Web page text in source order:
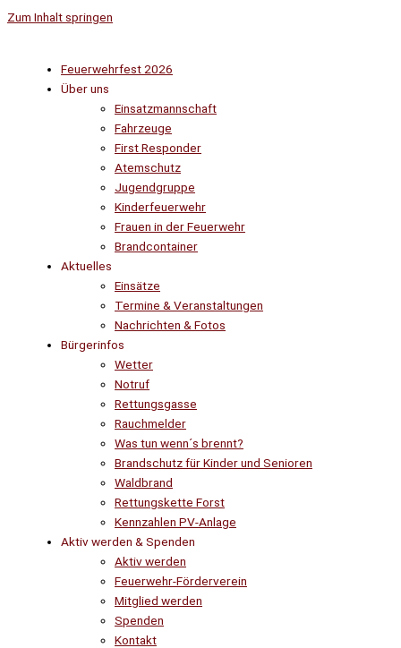
Zum Inhalt springen
Feuerwehrfest 2026
Über uns
Einsatzmannschaft
Fahrzeuge
First Responder
Atemschutz
Jugendgruppe
Kinderfeuerwehr
Frauen in der Feuerwehr
Brandcontainer
Aktuelles
Einsätze
Termine & Veranstaltungen
Nachrichten & Fotos
Bürgerinfos
Wetter
Notruf
Rettungsgasse
Rauchmelder
Was tun wenn´s brennt?
Brandschutz für Kinder und Senioren
Waldbrand
Rettungskette Forst
Kennzahlen PV-Anlage
Aktiv werden & Spenden
Aktiv werden
Feuerwehr-Förderverein
Mitglied werden
Spenden
Kontakt